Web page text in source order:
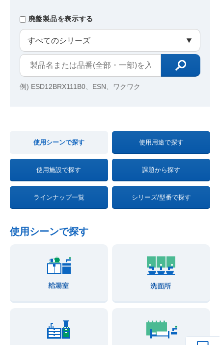
廃盤製品を表示する
例) ESD12BRX111B0、ESN、ワクワク
使用シーンで探す 使用用途で探す
使用施設で探す 課題から探す
ラインナップ一覧 シリーズ/型番で探す
使用シーンで探す